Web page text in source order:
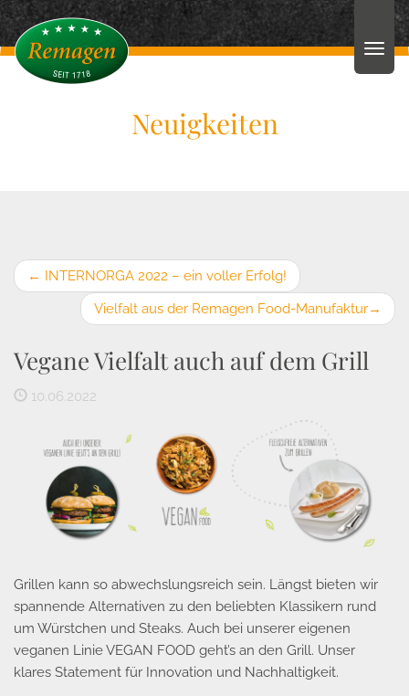
Neuigkeiten
← INTERNORGA 2022 – ein voller Erfolg!
Vielfalt aus der Remagen Food-Manufaktur→
Vegane Vielfalt auch auf dem Grill
10.06.2022
Grillen kann so abwechslungsreich sein. Längst bieten wir
spannende Alternativen zu den beliebten Klassikern rund
um Würstchen und Steaks. Auch bei unserer eigenen
veganen Linie VEGAN FOOD geht’s an den Grill. Unser
klares Statement für Innovation und Nachhaltigkeit.